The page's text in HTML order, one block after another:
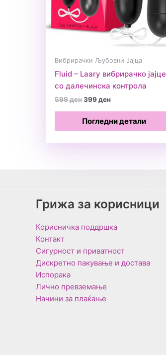
Вибрирачки Љубовни Јајца
Fluid – Laary вибрирачко јајце
со далечинска контрола
599денOriginal
599 ден.
399денCurrent
399 ден.
Погледни детали
Грижа за корисници
Корисничка поддршка
Контакт
Сигурност и приватност
Дискретно пакување и достава
Испорака
Лично превземање
Начини за плаќање